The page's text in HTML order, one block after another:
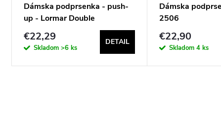
Dámska podprsenka - push-
up - Lormar Double
€22,29
Skladom >6 ks
DETAIL
Dámska
2506
€22,90
Skladom4 ks